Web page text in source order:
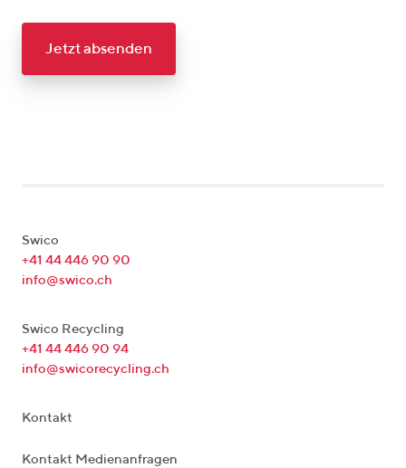
Jetzt absenden
Swico
+41 44 446 90 90
info@swico.ch
Swico Recycling
+41 44 446 90 94
info@swicorecycling.ch
Kontakt
Kontakt Medienanfragen